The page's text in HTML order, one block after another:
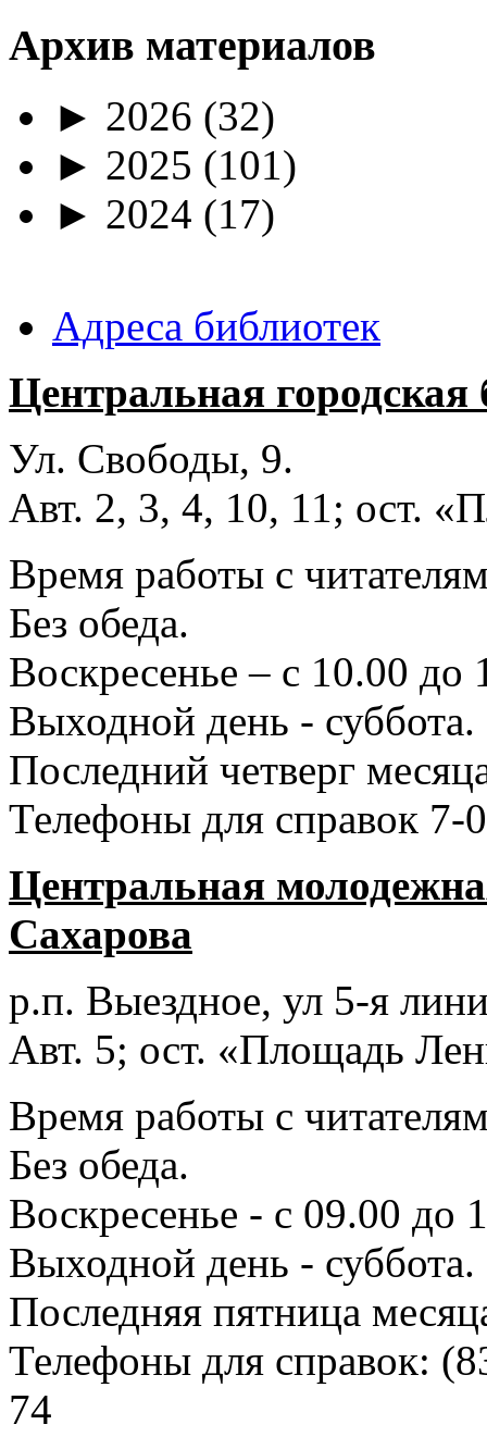
Архив материалов
► 2026 (32)
► 2025 (101)
► 2024 (17)
Адреса библиотек
Центральная
Ул. Свободы, 9.
Авт. 2, 3, 4, 10, 11; ост.
Время работы с
Без обеда.
Воскресенье – с 10.00 до
Выходной день - суббота.
Последний четверг
Телефоны для справок 7-
Центральная
Сахарова
р.п. Выездное, ул 5-я
Авт. 5; ост. «Площадь
Время работы с
Без обеда.
Воскресенье - с 09.00 до
Выходной день - суббота.
Последняя пятница
Телефоны для справок:
74